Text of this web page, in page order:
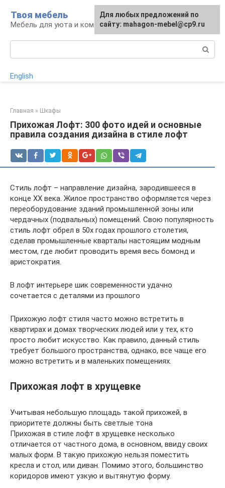
контенту
Твоя мебель
Мебель для уюта и комфорта
English
Главная » Шкафы
Прихожая Лофт: 300 фото идей и основные
правила создания дизайна в стиле лофт
Стиль лофт – направление дизайна, зародившееся в
конце XX века. Жилое пространство оформляется через
переоборудование зданий промышленной зоны или
чердачных (подвальных) помещений. Свою популярность
стиль лофт обрел в 50х годах прошлого столетия,
сделав промышленные кварталы настоящим модным
местом, где любит проводить время весь бомонд и
аристократия.
В лофт интерьере шик современности удачно
сочетается с деталями из прошлого
Прихожую лофт стиля часто можно встретить в
квартирах и домах творческих людей или у тех, кто
просто любит искусство. Как правило, данный стиль
требует большого пространства, однако, все чаще его
можно встретить и в маленьких помещениях.
Прихожая лофт в хрущевке
Учитывая небольшую площадь такой прихожей, в
приоритете должны быть светлые тона
Прихожая в стиле лофт в хрущевке несколько
отличается от частного дома, в основном, ввиду своих
малых форм. В такую прихожую нельзя поместить
кресла и стол, или диван. Помимо этого, большинство
коридоров имеют узкую и вытянутую форму.
Для любых предложений по
сайту: mahagon-mebel@cp9.ru
Для любых предложений по
сайту: mahagon-mebel@cp9.ru